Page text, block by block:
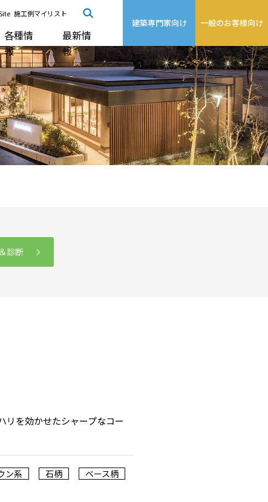
施工例マイリスト
各種情
報
最新情
報
建築専門家向け 一般のお客様向け
診断
リを効かせたシャープなコー
ン系 石柄
ベース柄